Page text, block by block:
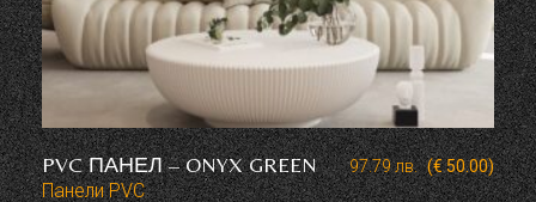
PVC ПАНЕЛ – ONYX GREEN 97.79лв. (€ 50.00)
Панели PVC